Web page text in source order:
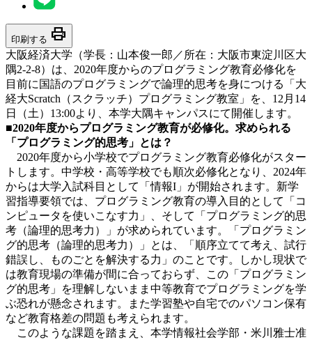
印刷する print
大阪経済大学（学長：山本俊一郎／所在：大阪市東淀川区大
隅2-2-8）は、2020年度からのプログラミング教育必修化を
目前に国語のプログラミングで論理的思考を身につける「大
経大Scratch（スクラッチ）プログラミング教室」を、12月14
日（土）13:00より、本学大隅キャンパスにて開催します。
■2020年度からプログラミング教育が必修化。求められる
「プログラミング的思考」とは？
2020年度から小学校でプログラミング教育必修化がスター
トします。中学校・高等学校でも順次必修化となり、2024年
からは大学入試科目として「情報I」が開始されます。新学
習指導要領では、プログラミング教育の導入目的として「コ
ンピュータを使いこなす力」、そして「プログラミング的思
考（論理的思考力）」が求められています。「プログラミン
グ的思考（論理的思考力）」とは、「順序立てて考え、試行
錯誤し、ものごとを解決する力」のことです。しかし現状で
は教育現場の準備が間に合っておらず、この「プログラミン
グ的思考」を理解しないまま中等教育でプログラミングを学
ぶ恐れが懸念されます。また学習塾や自宅でのパソコン保有
など教育格差の問題も考えられます。
このような課題を踏まえ、本学情報社会学部・米川雅士准